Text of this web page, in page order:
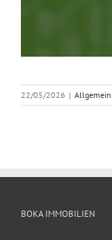
22/05/2026 | Allgemein
BOKA IMMOBILIEN